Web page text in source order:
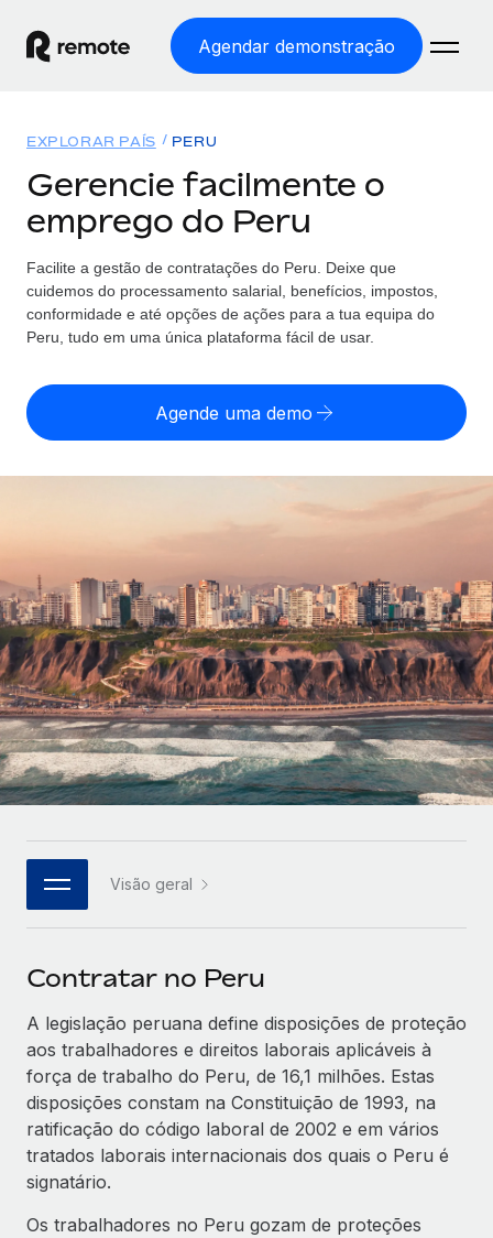
Agendar demonstração
EMPREGO GLOBAL
Processamento Salarial
Processamento salarial fácil e em conformidade
Employer of Record
entidades
Perguntar a um especialista
Obtenha apoio especializado em RH e
conformidade globais
Soluções
COBERTURA GLOBAL
Explorador de países
Encontra apoio para emprego global por país
Comparar a Remote
Veja como nos comparamos com os outros
Parceiros tecnológicos estratégicos
CASE STUDIES
Preçário
English
Deutsch
Español
Italiano
Português (Portugal)
日本語
한국어
中文（简体）
Início de sessão
EXPLORAR PAÍS PERU
Gerencie facilmente o
emprego do Peru
Facilite a gestão de contratações do Peru. Deixe que
cuidemos do processamento salarial, benefícios, impostos,
conformidade e até opções de ações para a tua equipa do
Peru, tudo em uma única plataforma fácil de usar.
Agende uma demo
Visão geral
Contratar no Peru
A legislação peruana define disposições de proteção
aos trabalhadores e direitos laborais aplicáveis à
força de trabalho do Peru, de 16,1 milhões. Estas
disposições constam na Constituição de 1993, na
ratificação do código laboral de 2002 e em vários
tratados laborais internacionais dos quais o Peru é
signatário.
Os trabalhadores no Peru gozam de proteções